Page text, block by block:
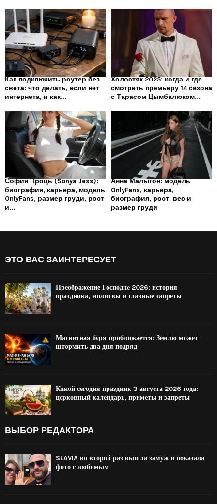
Как подключить роутер без
света: что делать, если нет
интернета, и как...
Холостяк 2025: когда и где
смотреть премьеру 14 сезона
с Тарасом Цымбалюком...
София Проць (Sonya Jess):
биография, карьера, модель
OnlyFans, размер груди, рост
и...
Анна Малыгон: модель
OnlyFans, карьера,
биография, рост, вес и
размер груди
ЭТО ВАС ЗАИНТЕРЕСУЕТ
Преображение Господне 2026: история
праздника, молитвы и главные запреты
Магнитная буря приближается: Землю может
штормить два дня подряд
Какой сегодня праздник 3 августа 2026 года:
церковный календарь, приметы и запреты
ВЫБОР РЕДАКТОРА
SLAVIA во второй раз вышла замуж и показала
фото с любимым